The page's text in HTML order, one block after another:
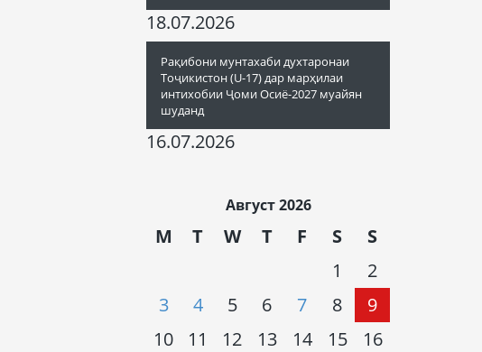
18.07.2026
Рақибони мунтахаби духтаронаи
Тоҷикистон (U-17) дар марҳилаи
интихобии Ҷоми Осиё-2027 муайян
шуданд
16.07.2026
Август 2026
M T W T F S S
1
2
3
4 5 6 7 8
9
10
11 12 13 14 15
16